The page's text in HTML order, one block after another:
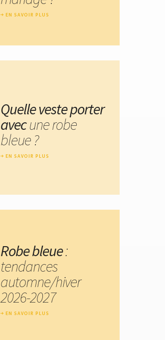
EN SAVOIR PLUS
Quelle veste porter
avecune robe
bleue ?
EN SAVOIR PLUS
Robe bleue:
tendances
automne/hiver
2026-2027
EN SAVOIR PLUS